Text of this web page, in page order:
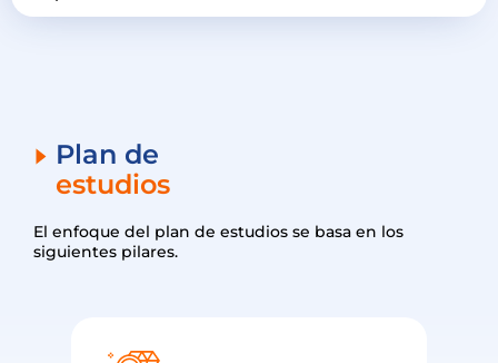
Plan de
estudios
El enfoque del plan de estudios se basa en los
siguientes pilares.